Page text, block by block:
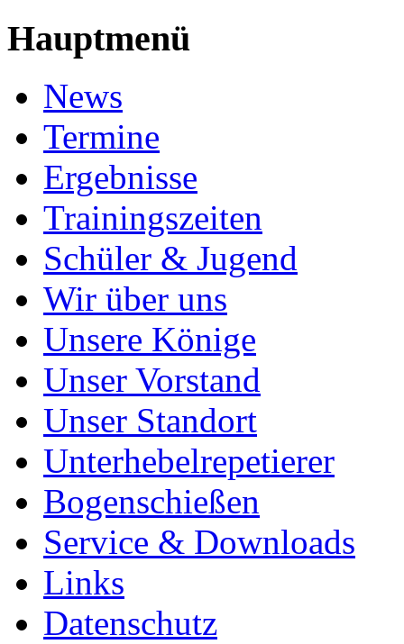
Hauptmenü
News
Termine
Ergebnisse
Trainingszeiten
Schüler & Jugend
Wir über uns
Unsere Könige
Unser Vorstand
Unser Standort
Unterhebelrepetierer
Bogenschießen
Service & Downloads
Links
Datenschutz